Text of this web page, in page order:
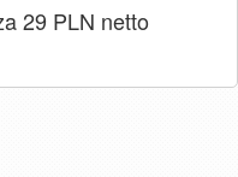
29 PLN netto